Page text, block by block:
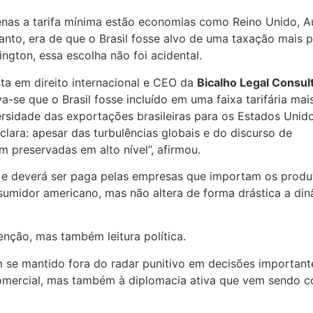
a tarifa mínima estão economias como Reino Unido,
era de que o Brasil fosse alvo de uma taxação mais
essa escolha não foi acidental.
em direito internacional e CEO da Bicalho Legal
se que o Brasil fosse incluído em uma faixa tarifária
das exportações brasileiras para os Estados
apesar das turbulências globais e do discurso de
preservadas em alto nível”, afirmou.
deverá ser paga pelas empresas que importam os
americano, mas não altera de forma drástica a
mas também leitura política.
se mantido fora do radar punitivo em decisões
mas também à diplomacia ativa que vem sendo